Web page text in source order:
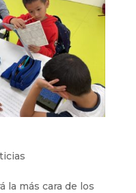
la más cara de los